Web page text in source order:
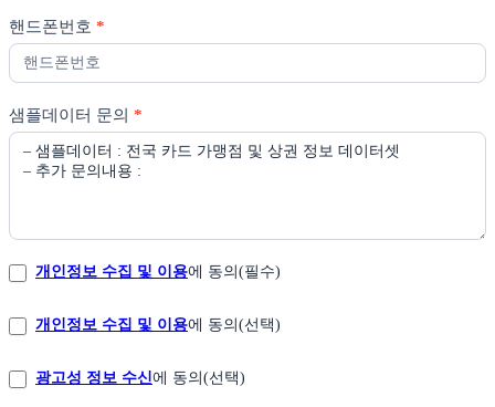
핸드폰번호 *
샘플데이터 문의 *
개인정보 수집 및 이용에 동의(필수)
개인정보 수집 및 이용에 동의(선택)
광고성 정보 수신에 동의(선택)